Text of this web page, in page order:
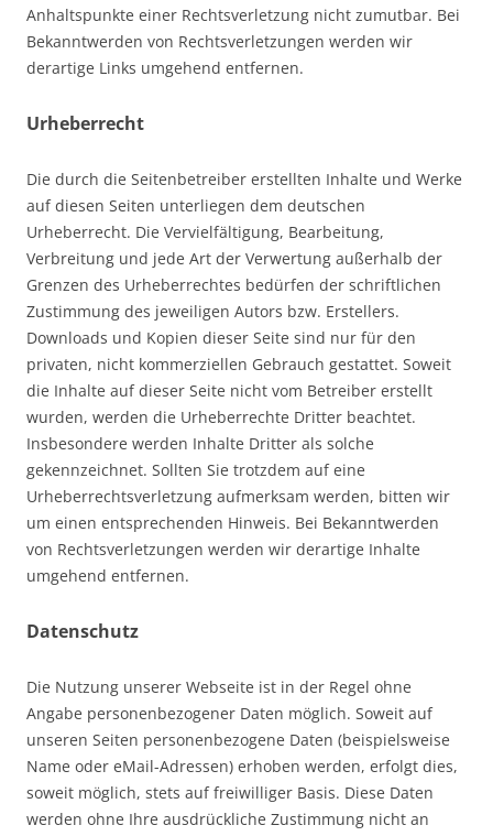
Anhaltspunkte einer Rechtsverletzung nicht zumutbar. Bei
Bekanntwerden von Rechtsverletzungen werden wir
derartige Links umgehend entfernen.
Urheberrecht
Die durch die Seitenbetreiber erstellten Inhalte und Werke
auf diesen Seiten unterliegen dem deutschen
Urheberrecht. Die Vervielfältigung, Bearbeitung,
Verbreitung und jede Art der Verwertung außerhalb der
Grenzen des Urheberrechtes bedürfen der schriftlichen
Zustimmung des jeweiligen Autors bzw. Erstellers.
Downloads und Kopien dieser Seite sind nur für den
privaten, nicht kommerziellen Gebrauch gestattet. Soweit
die Inhalte auf dieser Seite nicht vom Betreiber erstellt
wurden, werden die Urheberrechte Dritter beachtet.
Insbesondere werden Inhalte Dritter als solche
gekennzeichnet. Sollten Sie trotzdem auf eine
Urheberrechtsverletzung aufmerksam werden, bitten wir
um einen entsprechenden Hinweis. Bei Bekanntwerden
von Rechtsverletzungen werden wir derartige Inhalte
umgehend entfernen.
Datenschutz
Die Nutzung unserer Webseite ist in der Regel ohne
Angabe personenbezogener Daten möglich. Soweit auf
unseren Seiten personenbezogene Daten (beispielsweise
Name oder eMail-Adressen) erhoben werden, erfolgt dies,
soweit möglich, stets auf freiwilliger Basis. Diese Daten
werden ohne Ihre ausdrückliche Zustimmung nicht an